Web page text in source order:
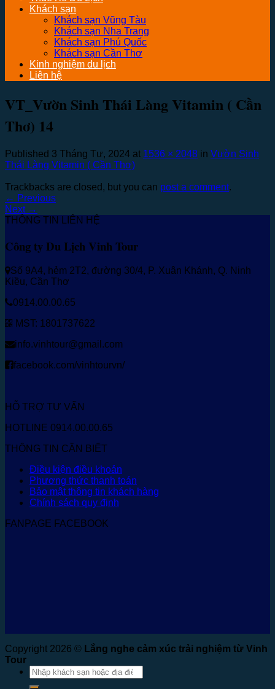
Khách sạn
Khách sạn Vũng Tàu
Khách sạn Nha Trang
Khách sạn Phú Quốc
Khách sạn Cần Thơ
Kinh nghiệm du lịch
Liên hệ
VT_Vườn Sinh Thái Làng Vitamin ( Cần
Thơ) 14
Published 3 Tháng Tư, 2024 at 1536 × 2048 in Vườn Sinh
Thái Làng Vitamin ( Cần Thơ)
Trackbacks are closed, but you can post a comment.
← Previous
Next →
THÔNG TIN LIÊN HỆ
Công ty Du Lịch Vinh Tour
Số 9A4, hẻm 2T2, đường 30/4, P. Xuân Khánh, Q. Ninh
Kiều, Cần Thơ
0914.00.00.65
MST: 1801737622
info.vinhtour@gmail.com
facebook.com/vinhtourvn/
HỖ TRỢ TƯ VẤN
HOTLINE 0914.00.00.65
THÔNG TIN CẦN BIẾT
Điều kiện điều khoản
Phương thức thanh toán
Bảo mật thông tin khách hàng
Chính sách quy định
FANPAGE FACEBOOK
Copyright 2026 © Lắng nghe cảm xúc trải nghiệm từ Vinh
Tour
Tìm
kiếm: